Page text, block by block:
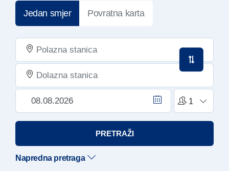
Jedan smjer Povratna karta
PRETRAŽI
Napredna pretraga